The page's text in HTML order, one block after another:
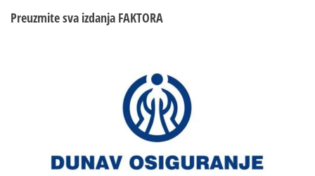
Preuzmite sva izdanja FAKTORA